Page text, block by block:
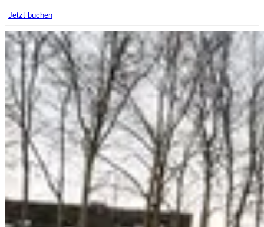
Jetzt buchen